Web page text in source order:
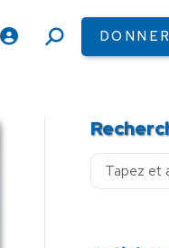
RechercheDONNER
Recherche